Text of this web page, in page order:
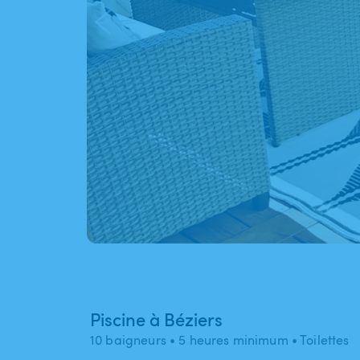
Piscine à Béziers
10 baigneurs • 5 heures minimum • Toilettes